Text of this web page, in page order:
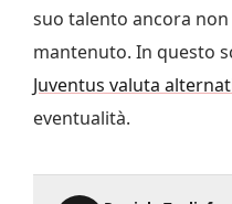
suo talento ancora
mantenuto. In questo
Juventus valuta
eventualità.